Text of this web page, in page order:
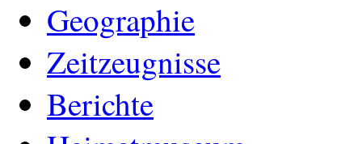
Geographie
Zeitzeugnisse
Berichte